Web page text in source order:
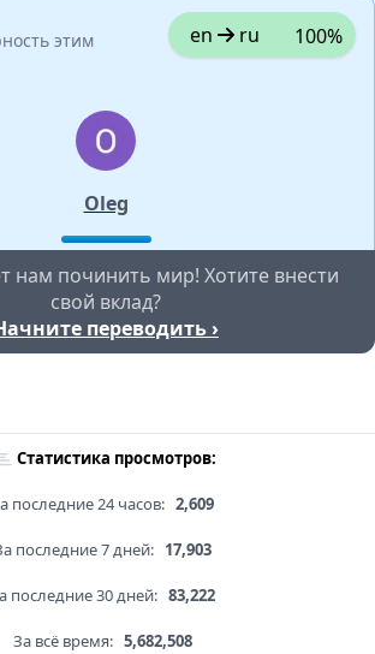
этим
en ru 100%
Oleg
нам починить мир! Хотите внести
свой вклад?
переводить ›
Статистика просмотров:
последние 24 часов: 2,609
последние 7 дней: 17,903
последние 30 дней: 83,222
За всё время: 5,682,508